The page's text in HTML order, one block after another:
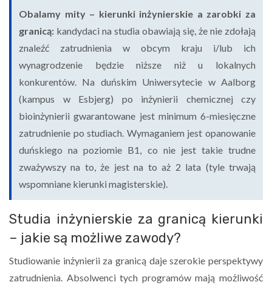
Obalamy mity – kierunki inżynierskie a zarobki za
granicą: kandydaci na studia obawiają się, że nie zdołają
znaleźć zatrudnienia w obcym kraju i/lub ich
wynagrodzenie będzie niższe niż u lokalnych
konkurentów. Na duńskim Uniwersytecie w Aalborg
(kampus w Esbjerg) po inżynierii chemicznej czy
bioinżynierii gwarantowane jest minimum 6-miesięczne
zatrudnienie po studiach. Wymaganiem jest opanowanie
duńskiego na poziomie B1, co nie jest takie trudne
zważywszy na to, że jest na to aż 2 lata (tyle trwają
wspomniane kierunki magisterskie).
Studia inżynierskie za granicą kierunki
– jakie są możliwe zawody?
Studiowanie inżynierii za granicą daje szerokie perspektywy
zatrudnienia. Absolwenci tych programów mają możliwość